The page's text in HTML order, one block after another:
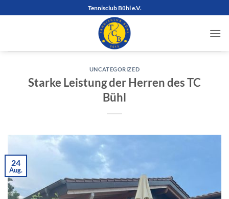
Inhalt
Tennisclub Bühl e.V.
UNCATEGORIZED
Starke Leistung der Herren des TC
Bühl
24
Aug.